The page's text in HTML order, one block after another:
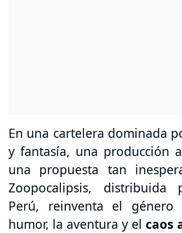
En una cartelera dominada
y fantasía, una producción
una propuesta tan
Zoopocalipsis, distribuida
Perú, reinventa el
humor, la aventura y el caos